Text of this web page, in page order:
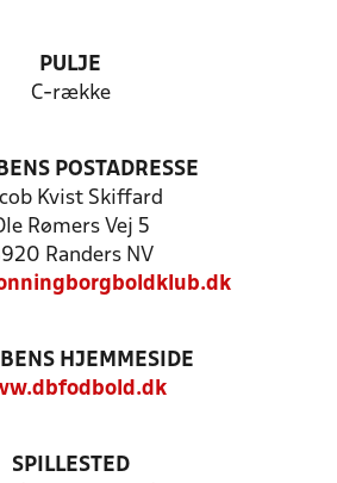
PULJE
C-række
POSTADRESSE
Kvist Skiffard
Rømers Vej 5
Randers NV
HJEMMESIDE
SPILLESTED